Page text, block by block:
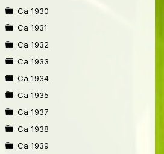
Ca 1930
Ca 1931
Ca 1932
Ca 1933
Ca 1934
Ca 1935
Ca 1937
Ca 1938
Ca 1939